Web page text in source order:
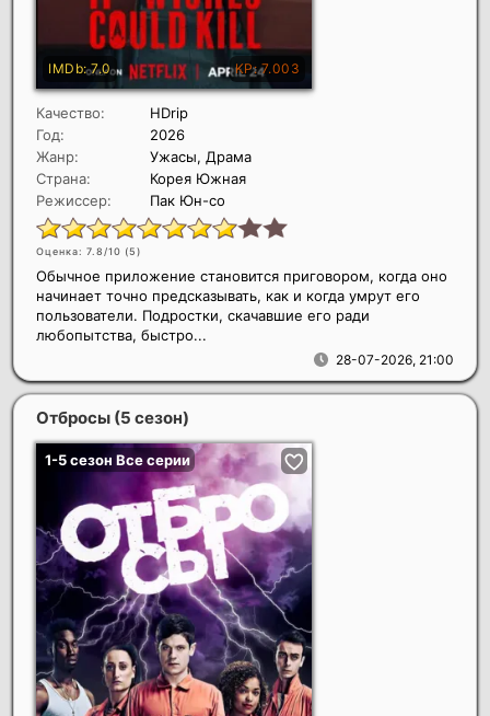
Качество:
HDrip
Год:
2026
Жанр:
Ужасы, Драма
Страна:
Корея Южная
Режиссер:
Пак Юн-со
Оценка: 7.8/10 (5)
28-07-2026, 21:00
Обычное приложение становится приговором, когда оно
начинает точно предсказывать, как и когда умрут его
пользователи. Подростки, скачавшие его ради
любопытства, быстро...
Отбросы (5 сезон)